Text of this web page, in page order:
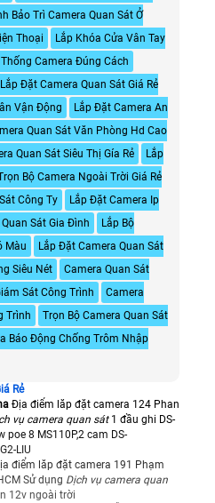
Bảo Trì Camera Quan Sát Ở
Thoại
Lắp Khóa Cửa Vân Tay
Camera Đúng Cách
Lắp Đặt Camera Quan Sát Giá Rẻ
Vận Động
Lắp Đặt Camera An
Quan Sát Văn Phòng Hd Cao
Quan Sát Siêu Thị Gía Rẻ
Lắp
Bộ Camera Ngoài Trời Giá Rẻ
Công Ty
Lắp Đặt Camera Ip
Sát Gia Đình
Lắp Bộ
Màu
Lắp Đặt Camera Quan Sát
Siêu Nét
Camera Quan Sát
Sát Công Trình
Camera
Trình
Trọn Bộ Camera Quan Sát
Báo Động Chống Trôm Nhập
Rẻ
Địa điểm lăp đặt camera 124 Phan
vụ camera quan sát 1 đầu ghi DS-
poe 8 MS110P,2 cam DS-
LIU
điểm lăp đặt camera 191 Phạm
Sử dụng Dịch vụ camera quan
12v ngoài trời